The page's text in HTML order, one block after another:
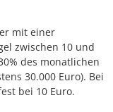
mit einer
zwischen 10 und
des monatlichen
30.000 Euro). Bei
bei 10 Euro.